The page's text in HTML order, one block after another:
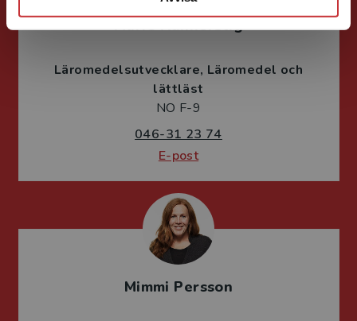
Marie Hannerstig
Läromedelsutvecklare Läromedel och
lättläst
NO F-9
046-31 23 74
E-post
Mimmi Persson